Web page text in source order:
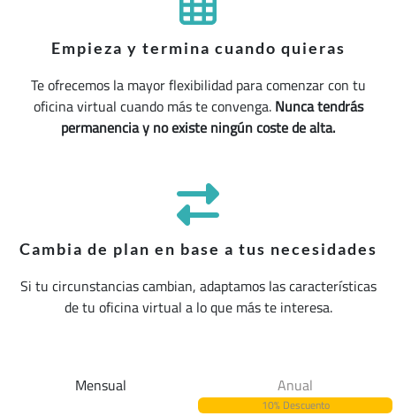
Empieza y termina cuando quieras
Te ofrecemos la mayor flexibilidad para comenzar con tu
oficina virtual cuando más te convenga.Nunca tendrás
permanencia y no existe ningún coste de alta.
Cambia de plan en base a tus necesidades
Si tu circunstancias cambian, adaptamos las características
de tu oficina virtual a lo que más te interesa.
Mensual Anual
10% Descuento